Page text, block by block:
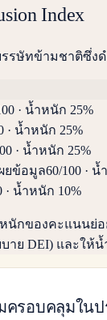
Index
รษัทข้ามชาติซึ่งด
· น้ำหนัก 25%
· น้ำหนัก 25%
· น้ำหนัก 25%
ยข้อมูล60/100 · น้
· น้ำหนัก 10%
นักของคะแนนย่
บาย DEI) และใ
รอบคลุมในป